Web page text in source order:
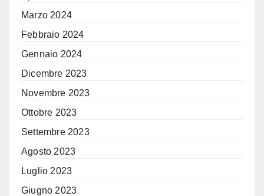
Marzo 2024
Febbraio 2024
Gennaio 2024
Dicembre 2023
Novembre 2023
Ottobre 2023
Settembre 2023
Agosto 2023
Luglio 2023
Giugno 2023